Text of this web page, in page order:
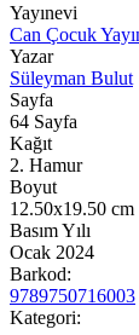
Yayınevi
Can Çocuk
Yazar
Süleyman Bulut
Sayfa
64 Sayfa
Kağıt
2. Hamur
Boyut
12.50x19.50 cm
Basım Yılı
Ocak 2024
Barkod:
9789750716003
Kategori: